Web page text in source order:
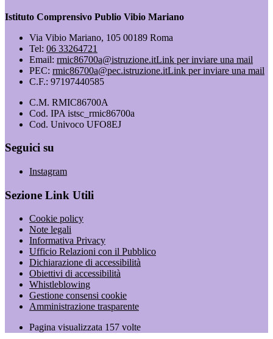
Istituto Comprensivo Publio Vibio Mariano
Via Vibio Mariano, 105 00189 Roma
Tel: 06 33264721
Email: rmic86700a@istruzione.itLink per inviare una mail
PEC: rmic86700a@pec.istruzione.itLink per inviare una mail
C.F.: 97197440585
C.M. RMIC86700A
Cod. IPA istsc_rmic86700a
Cod. Univoco UFO8EJ
Seguici su
Instagram
Sezione Link Utili
Cookie policy
Note legali
Informativa Privacy
Ufficio Relazioni con il Pubblico
Dichiarazione di accessibilità
Obiettivi di accessibilità
Whistleblowing
Gestione consensi cookie
Amministrazione trasparente
Pagina visualizzata 157 volte